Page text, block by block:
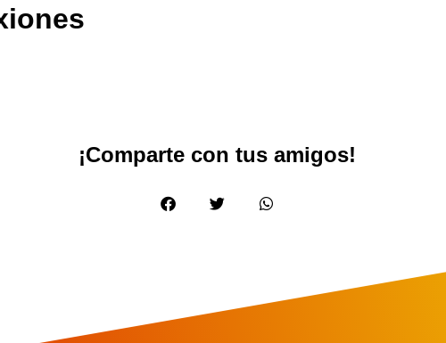
¡Comparte con tus amigos!